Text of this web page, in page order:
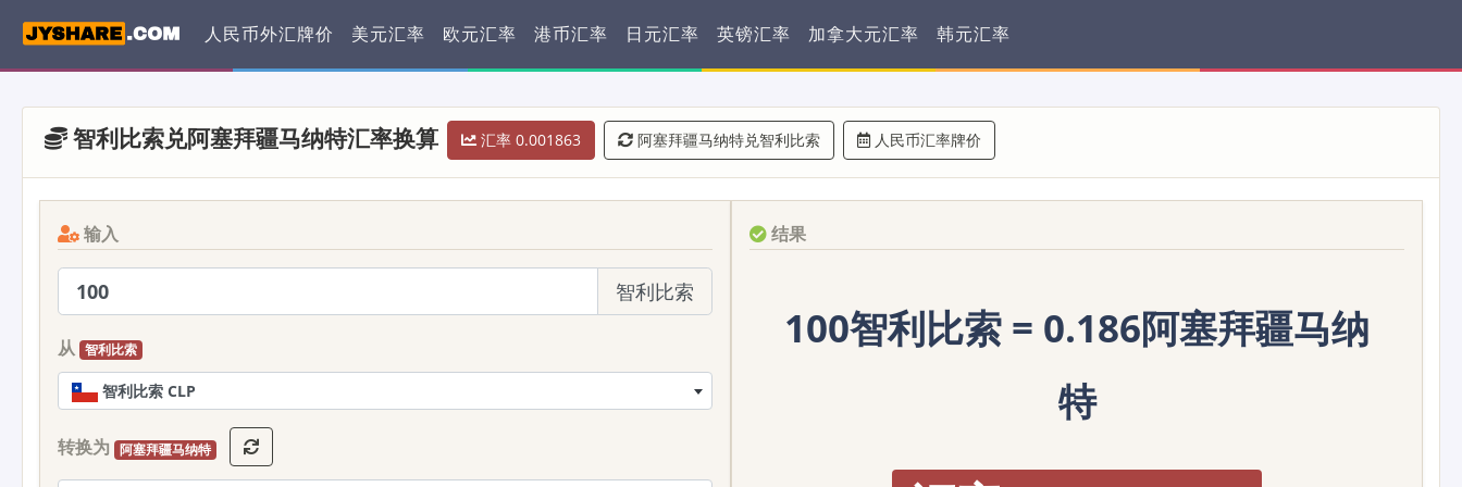
人民币外汇牌价 美元汇率 欧元汇率 港币汇率 日元汇率 英镑汇率 加拿大元汇率 韩元汇率
智利比索兑阿塞拜疆马纳特汇率换算 汇率 0.001863 阿塞拜疆马纳特兑智利比索 人民币汇率牌价
输入
智利比索
从 智利比索
智利比索 CLP
转换为 阿塞拜疆马纳特
结果
100智利比索 = 0.186阿塞拜疆马纳
特